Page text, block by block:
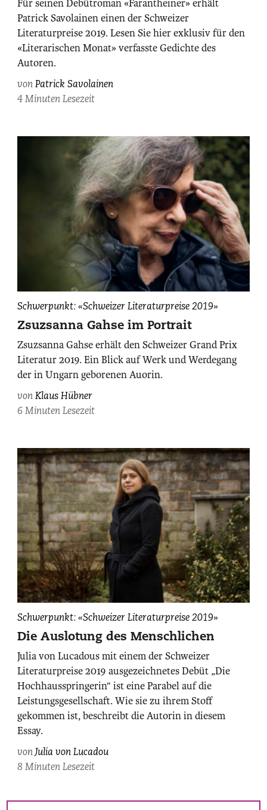
von
Maurice
Haas.
Für seinen Debütroman «Farantheiner» erhält
Patrick Savolainen einen der Schweizer
Literaturpreise 2019. Lesen Sie hier exklusiv für den
«Literarischen Monat» verfasste Gedichte des
Autoren.
vonPatrick Savolainen
4 Minuten Lesezeit
Zsuzsanna
fotografiert
von
Maurice
Haas.
Schwerpunkt: «Schweizer Literaturpreise 2019»
Zsuzsanna Gahse im Portrait
Zsuzsanna Gahse erhält den Schweizer Grand Prix
Literatur 2019. Ein Blick auf Werk und Werdegang
der in Ungarn geborenen Auorin.
vonKlaus Hübner
6 Minuten Lesezeit
Julia
Lucadou,
fotografiert
von
Maurice
Haas.
Schwerpunkt: «Schweizer Literaturpreise 2019»
Die Auslotung des Menschlichen
Julia von Lucadous mit einem der Schweizer
Literaturpreise 2019 ausgezeichnetes Debüt „Die
Hochhausspringerin“ ist eine Parabel auf die
Leistungsgesellschaft. Wie sie zu ihrem Stoff
gekommen ist, beschreibt die Autorin in diesem
Essay.
vonJulia von Lucadou
8 Minuten Lesezeit